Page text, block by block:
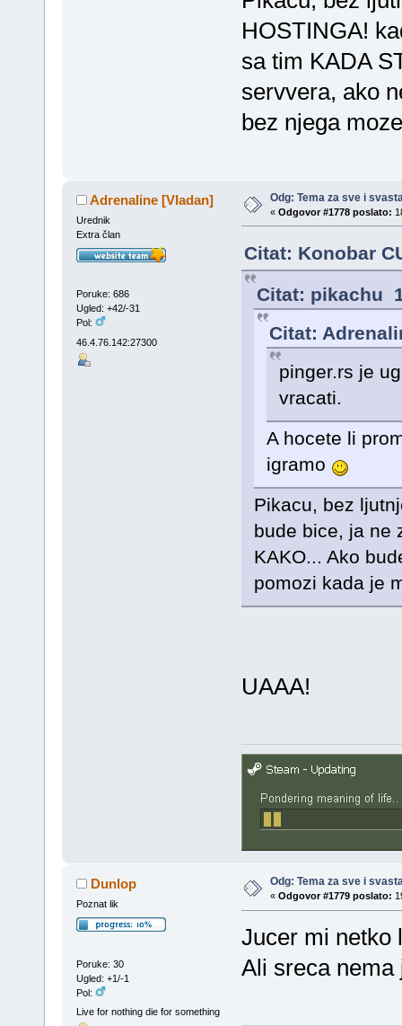
HOSTINGA!
sa tim KADA
servvera, ako
bez njega
Adrenaline [Vladan]
Urednik
Extra član
Poruke: 686
Ugled: +42/-31
Pol:
46.4.76.142:27300
Odg: Tema za sve i
« Odgovor #1778 poslato:
Citat: Konobar
Citat: pikachu
Citat:
pinger.rs je
vracati.
A hocete li
igramo
Pikacu, bez
bude bice, ja ne
KAKO... Ako
pomozi kada je
UAAA!
Dunlop
Poznat lik
Poruke: 30
Ugled: +1/-1
Pol:
Live for nothing die for something
Odg: Tema za sve i
« Odgovor #1779 poslato:
Jucer mi
Ali sreca